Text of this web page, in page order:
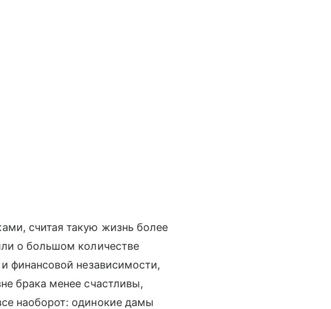
считая такую жизнь более
о большом количестве
финансовой независимости,
брака менее счастливы,
наоборот: одинокие дамы